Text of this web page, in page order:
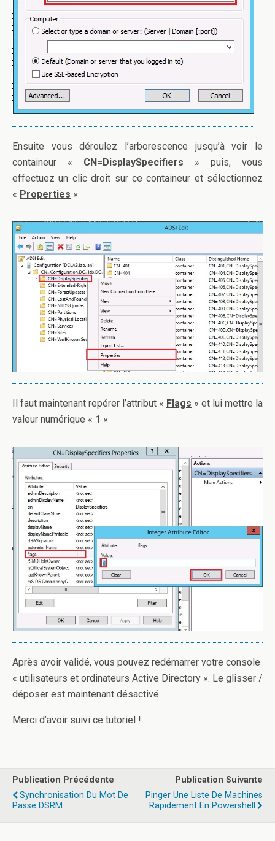
Ensuite vous déroulez l’arborescence jusqu’à voir le
containeur « CN=DisplaySpecifiers » puis, vous
effectuez un clic droit sur ce containeur et sélectionnez
« Properties »
Il faut maintenant repérer l’attribut « Flags » et lui mettre la
valeur numérique « 1 »
Après avoir validé, vous pouvez redémarrer votre console
« utilisateurs et ordinateurs Active Directory ». Le glisser /
déposer est maintenant désactivé.
Merci d’avoir suivi ce tutoriel !
Publication Précédente
Synchronisation Du Mot De
Passe DSRM
Publication Suivante
Pinger Une Liste De Machines
Rapidement En Powershell